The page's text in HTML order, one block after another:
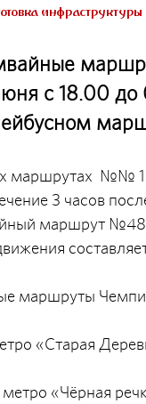
инфраструктуры
с 18.00
№№ 19,
3 часов
маршрут
маршруты
«Старая
«Чёрная